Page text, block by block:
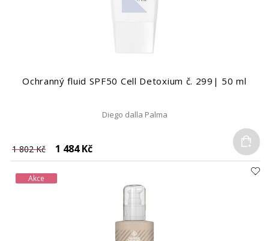
Ochranný fluid SPF50 Cell Detoxium č. 299| 50 ml
Diego dalla Palma
1 802 Kč 1 484 Kč
Akce